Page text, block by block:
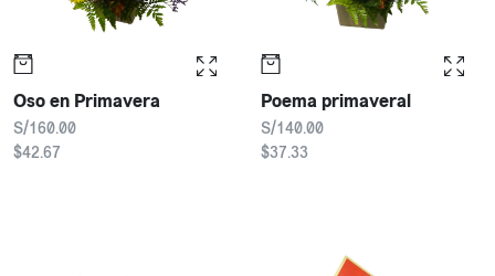
Oso en Primavera
S/160.00
$42.67
Poema primaveral
S/140.00
$37.33